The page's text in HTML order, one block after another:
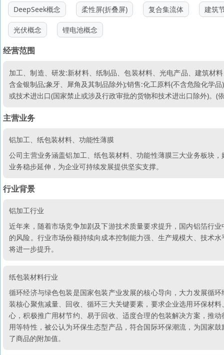
DeepSeek概念 柔性屏(折叠屏) 复合集流体 建筑
光伏概念 锂电池概念
经营范围
加工、制造、研发:新材料、纸制品、包装材料、光电产品、建筑材
含金银制品;象牙、犀角及其制品除外);销售:化工原料(不含危险化学
或技术进出口(国家禁止或涉及行政审批的货物和技术进出口除外)。
主营业务
铝加工、纸包装材料、功能性薄膜
公司主营业务涵盖铝加工、纸包装材料、功能性薄膜三大业务板块
业务稳步延伸，为企业可持续发展提供坚实支撑。
行业背景
铝加工行业
近年来，随着市场竞争加剧及下游技术质量要求提升，国内铝箔行
的风险。行业市场份额持续向成本控制能力强、生产规模大、技术
将进一步提升。
纸包装材料行业
循环经济与绿色包装是国家包装产业发展的核心导向，大力发展循
装核心聚焦减量、回收、循环三大关键要素，要求企业选用环保材
心，积极推广用材节约、易于回收、适度合理的包装解决方案，推
用等特性，被公认为环保生态型产品，符合国际环保潮流，为国家
了商品的附加值。